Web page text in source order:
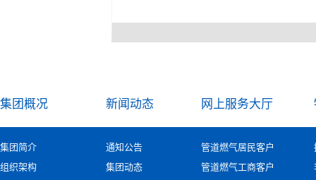
集团概况 新闻动态 网上服务大厅
集团简介
组织架构
通知公告
集团动态
管道燃气居民客户
管道燃气工商客户